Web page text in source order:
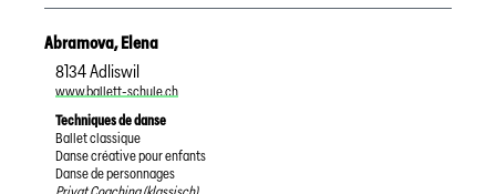
Abramova,Elena
8134Adliswil
www.ballett-schule.ch
Techniques de danse
Ballet classique
Danse créative pour enfants
Danse de personnages